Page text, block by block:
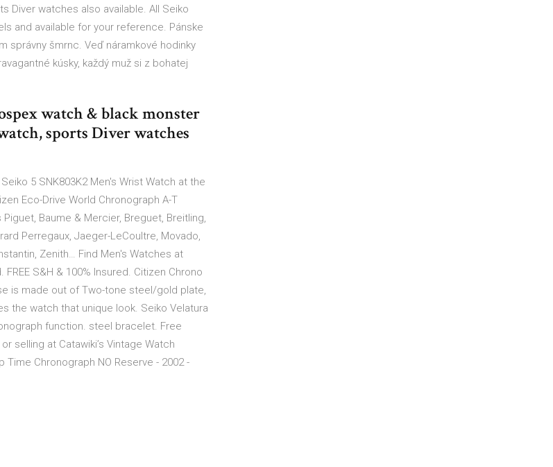
Diver watches also available. All Seiko
and available for your reference. Pánske
správny šmrnc. Veď náramkové hodinky
kúsky, každý muž si z bohatej
watch & black monster
sports Diver watches
5 SNK803K2 Men's Wrist Watch at the
Eco-Drive World Chronograph A-T
Baume & Mercier, Breguet, Breitling,
Perregaux, Jaeger-LeCoultre, Movado,
Zenith… Find Men's Watches at
S&H & 100% Insured. Citizen Chrono
is made out of Two-tone steel/gold plate,
the watch that unique look. Seiko Velatura
function. steel bracelet. Free
selling at Catawiki’s Vintage Watch
Chronograph NO Reserve - 2002 -